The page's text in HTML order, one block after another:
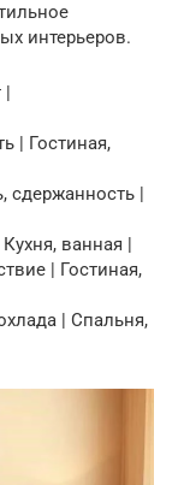
интерьеров.
|
| Гостиная,
сдержанность |
ванная |
| Гостиная,
| Спальня,